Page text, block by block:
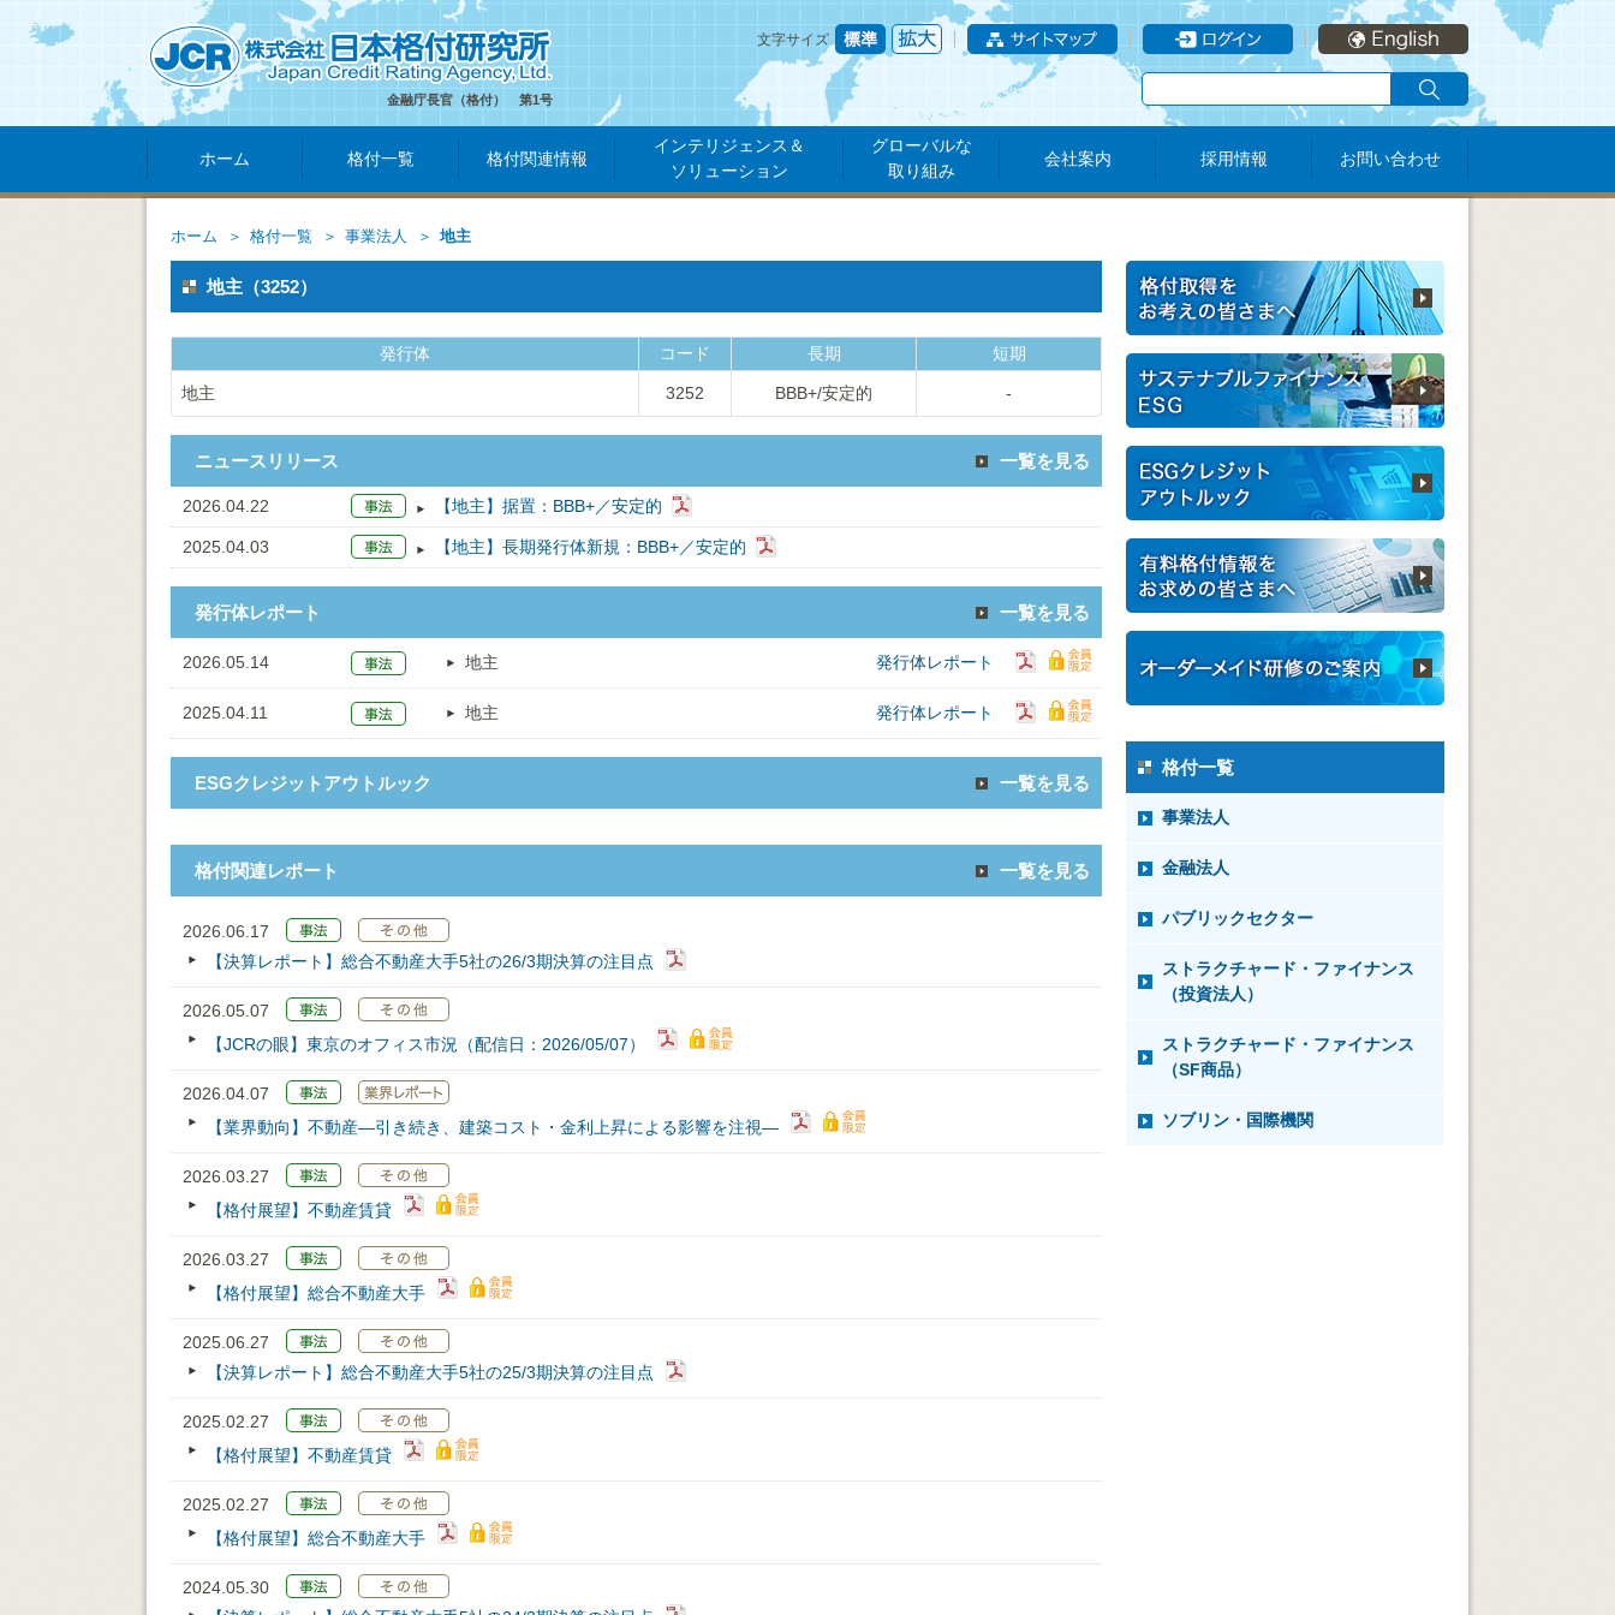
金融庁長官（格付） 第1号
文字サイズ
ホーム 格付一覧 格付関連情報
インテリジェンス＆
ソリューション
グローバルな
取り組み
会社案内 採用情報 お問い合わせ
ホーム 格付一覧 事業法人 地主
地主（3252）
発行体 コード 長期 短期
地主 3252 BBB+/安定的 -
ニュースリリース 一覧を見る
2026.04.22 【地主】据置：BBB+／安定的
2025.04.03 【地主】長期発行体新規：BBB+／安定的
発行体レポート 一覧を見る
2026.05.14 地主 発行体レポート
2025.04.11 地主 発行体レポート
ESGクレジットアウトルック 一覧を見る
格付関連レポート 一覧を見る
2026.06.17
【決算レポート】総合不動産大手5社の26/3期決算の注目点
2026.05.07
【JCRの眼】東京のオフィス市況（配信日：2026/05/07）
2026.04.07
【業界動向】不動産―引き続き、建築コスト・金利上昇による影響を注視―
2026.03.27
【格付展望】不動産賃貸
2026.03.27
【格付展望】総合不動産大手
2025.06.27
【決算レポート】総合不動産大手5社の25/3期決算の注目点
2025.02.27
【格付展望】不動産賃貸
2025.02.27
【格付展望】総合不動産大手
2024.05.30
格付一覧
事業法人
金融法人
パブリックセクター
ストラクチャード・ファイナンス
（投資法人）
ストラクチャード・ファイナンス
（SF商品）
ソブリン・国際機関